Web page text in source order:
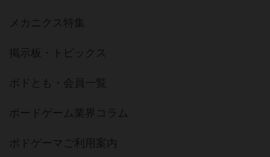
メカニクス特集
掲示板・トピックス
ボドとも・会員一覧
ボードゲーム業界コラム
ボドゲーマご利用案内